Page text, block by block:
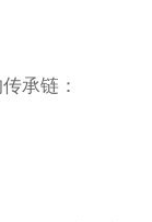
承链：